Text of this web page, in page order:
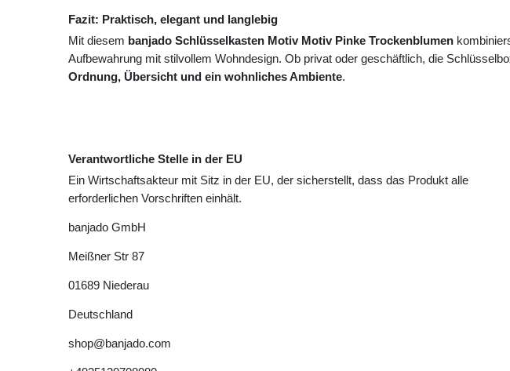
Fazit: Praktisch, elegant und langlebig
Mit diesem banjado Schlüsselkasten Motiv Motiv Pinke Trockenblumen
Aufbewahrung mit stilvollem Wohndesign. Ob privat oder geschäftlich, die
Ordnung, Übersicht und ein wohnliches Ambiente.
Verantwortliche Stelle in der EU
Ein Wirtschaftsakteur mit Sitz in der EU, der sicherstellt, dass das Produkt alle
erforderlichen Vorschriften einhält.
banjado GmbH
Meißner Str 87
01689 Niederau
Deutschland
shop@banjado.com